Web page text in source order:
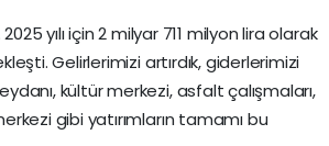
yılı için 2 milyar 711 milyon lira olarak
Gelirlerimizi artırdık, giderlerimizi
kültür merkezi, asfalt çalışmaları,
gibi yatırımların tamamı bu